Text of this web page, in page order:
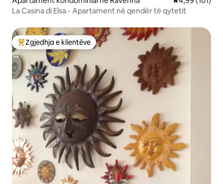
La Casina di Elsa - Apartament në qendër të qytetit
Më të mirat e zgjedhjeve të klientëve
Zgjedhja e klientëve